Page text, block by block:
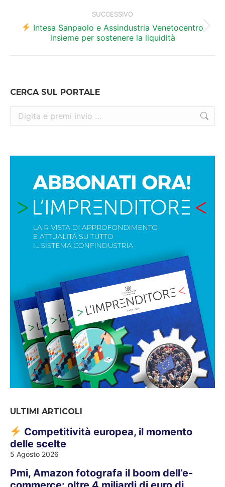
SUCCESSIVO
Prossimo
post:
Intesa Sanpaolo e Assindustria Venetocentro
insieme per sostenere la liquidità
CERCA SUL PORTALE
Cerca:
ULTIMI ARTICOLI
Competitività europea, il momento
delle scelte
5 Agosto 2026
Pmi, Amazon fotografa il boom dell’e-